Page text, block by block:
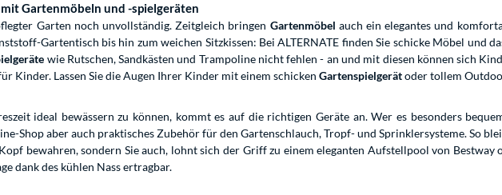
Gartenmöbeln und -spielgeräten
Garten noch unvollständig. Zeitgleich bringen Gartenmöbel auch ein elegantes und
Gartentisch bis hin zum weichen Sitzkissen: Bei ALTERNATE finden Sie schicke Möbel und
wie Rutschen, Sandkästen und Trampoline nicht fehlen - an und mit diesen können sich
Kinder. Lassen Sie die Augen Ihrer Kinder mit einem schicken Gartenspielgerätoder tollem
ideal bewässern zu können, kommt es auf die richtigen Geräte an. Wer es besonders
Shop aber auch praktisches Zubehör für den Gartenschlauch, Tropf- und Sprinklersysteme. So
bewahren, sondern Sie auch, lohnt sich der Griff zu einem eleganten Aufstellpool von
dank des kühlen Nass ertragbar.